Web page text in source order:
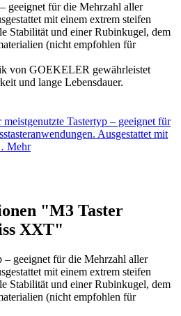
geeignet für die Mehrzahl aller
mit einem extrem steifen
Stabilität und einer Rubinkugel, dem
(nicht empfohlen für
von GOEKELER gewährleistet
und lange Lebensdauer.
meistgenutzte Tastertyp – geeignet für
Ausgestattet mit
Mehr
"M3 Taster
XXT"
– geeignet für die Mehrzahl aller
mit einem extrem steifen
Stabilität und einer Rubinkugel, dem
(nicht empfohlen für